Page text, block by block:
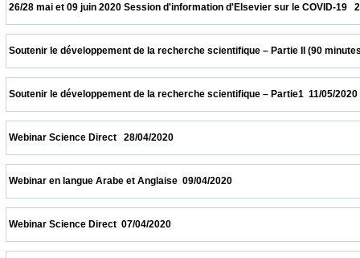
26/28 mai et 09 juin 2020 Session d'information d'Elsevier sur le
Soutenir le développement de la recherche scientifique – Partie II
Soutenir le développement de la recherche scientifique –
Webinar Science Direct   28/04/2020
Webinar en langue Arabe et Anglaise  09/04/2020
Webinar Science Direct  07/04/2020